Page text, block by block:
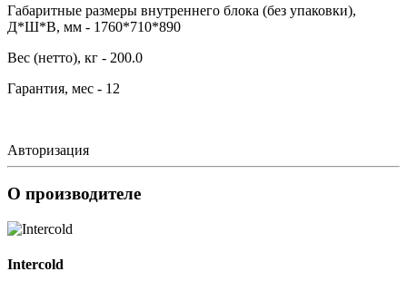
Габаритные размеры внутреннего блока (без упаковки),
Д*Ш*В, мм - 1760*710*890
Вес (нетто), кг - 200.0
Гарантия, мес - 12
Авторизация
О производителе
Intercold